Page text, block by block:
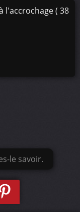
l'accrochage ( 38
le savoir.